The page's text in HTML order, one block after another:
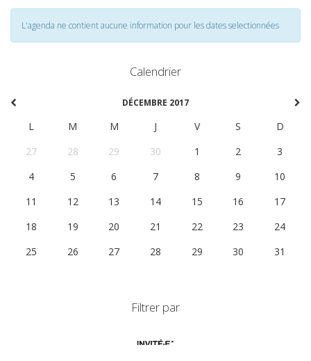
L'agenda ne contient aucune information pour les dates selectionnées
Calendrier
DÉCEMBRE 2017
L M M J V S
D
27
28 29 30 1 2
3
4
5 6 7 8 9
10
11
12 13 14 15 16
17
18
19 20 21 22 23
24
25
26 27 28 29 30 31
Filtrer par